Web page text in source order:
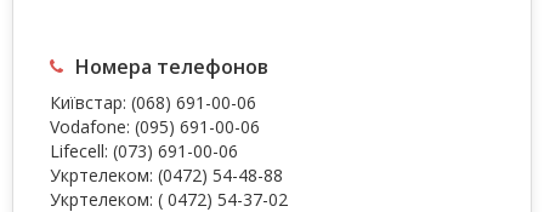
Номера телефонов
Київстар: (068) 691-00-06
Vodafone: (095) 691-00-06
Lifecell: (073) 691-00-06
Укртелеком: (0472) 54-48-88
Укртелеком: ( 0472) 54-37-02